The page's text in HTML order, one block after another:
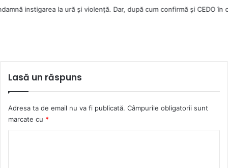
la ură şi violenţă. Dar, după cum confirmă şi CEDO în
Lasă un răspuns
Adresa ta de email nu va fi publicată. Câmpurile obligatorii sunt
marcate cu *